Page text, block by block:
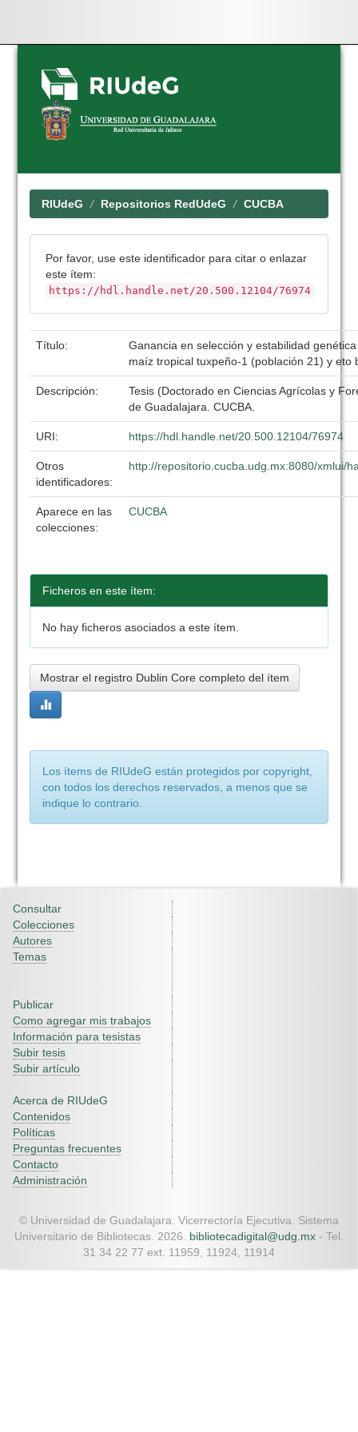
Skip
navigation
RIUdeG Repositorios RedUdeG CUCBA
Por favor, use este identificador para citar o enlazar
este ítem:
https://hdl.handle.net/20.500.12104/76974
Título:
Ganancia en selección y estabilidad
maíz tropical tuxpeño-1 (población 21) y eto
Descripción:
Tesis (Doctorado en Ciencias Agrícolas y
de Guadalajara. CUCBA.
URI: https://hdl.handle.net/20.500.12104/76974
Otros
identificadores:
http://repositorio.cucba.udg.mx:8080/xmlui/
Aparece en las
colecciones:
CUCBA
Ficheros en este ítem:
No hay ficheros asociados a este ítem.
Mostrar el registro Dublin Core completo del ítem
Los ítems de RIUdeG están protegidos por copyright,
con todos los derechos reservados, a menos que se
indique lo contrario.
Consultar
Colecciones
Autores
Temas
Publicar
Como agregar mis trabajos
Información para tesistas
Subir tesis
Subir artículo
Acerca de RIUdeG
Contenidos
Políticas
Preguntas frecuentes
Contacto
Administración
© Universidad de Guadalajara. Vicerrectoría Ejecutiva. Sistema
Universitario de Bibliotecas. 2026. bibliotecadigital@udg.mx - Tel.
31 34 22 77 ext. 11959, 11924, 11914